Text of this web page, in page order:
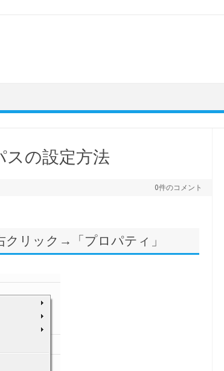
スの設定方法
0件のコメント
クリック→「プロパティ」